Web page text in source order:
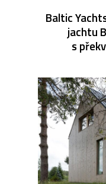
Baltic
jachtu
s